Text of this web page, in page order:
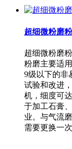
超细微粉磨
超细微粉磨
粉磨主要适
9级以下的非
试验和改进
机，细度可
于加工石膏
业。与气流
需要更换一